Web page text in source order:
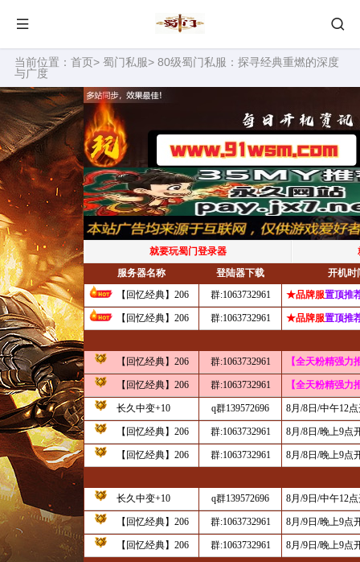
当前位置： 首页> 蜀门私服> 80级蜀门私服：探寻经典重燃的深度
与广度